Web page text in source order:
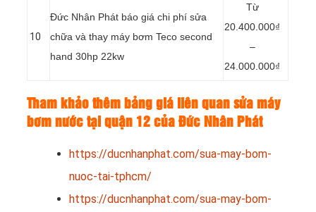
10
Đức Nhân Phát báo giá chi phí sửa
chữa và thay máy bơm Teco second
hand 30hp 22kw
Từ
20.400.000₫
–
24.000.000₫
Tham khảo thêm bảng giá liên quan sửa máy
bơm nước tại quận 12 của Đức Nhân Phát
https://ducnhanphat.com/sua-may-bom-
nuoc-tai-tphcm/
https://ducnhanphat.com/sua-may-bom-